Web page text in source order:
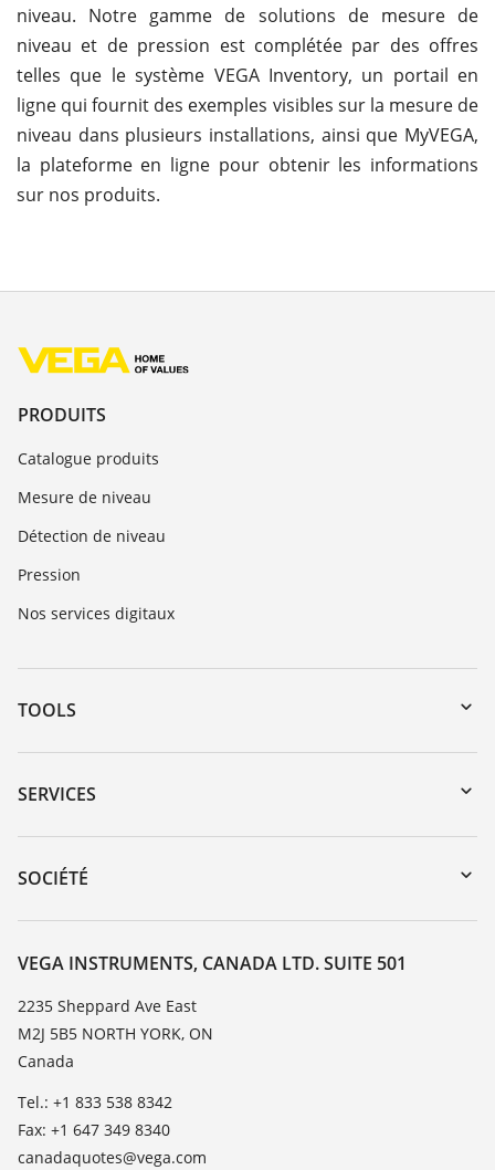
niveau. Notre gamme de solutions de mesure de
niveau et de pression est complétée par des offres
telles que le système VEGA Inventory, un portail en
ligne qui fournit des exemples visibles sur la mesure de
niveau dans plusieurs installations, ainsi que MyVEGA,
la plateforme en ligne pour obtenir les informations
sur nos produits.
PRODUITS
Catalogue produits
Mesure de niveau
Détection de niveau
Pression
Nos services digitaux
TOOLS
Téléchargements
Recherche par numéro de série
DTM Collection/PACTware
SERVICES
Retour d'appareil
Service client
Liste des constantes diélectriques
SOCIÉTÉ
À propos de VEGA
Contact
News
Presse
Blog
VEGA INSTRUMENTS, CANADA LTD. SUITE 501
2235 Sheppard Ave East
M2J 5B5 NORTH YORK, ON
Canada
Tel.: +1 833 538 8342
Fax: +1 647 349 8340
canadaquotes@vega.com